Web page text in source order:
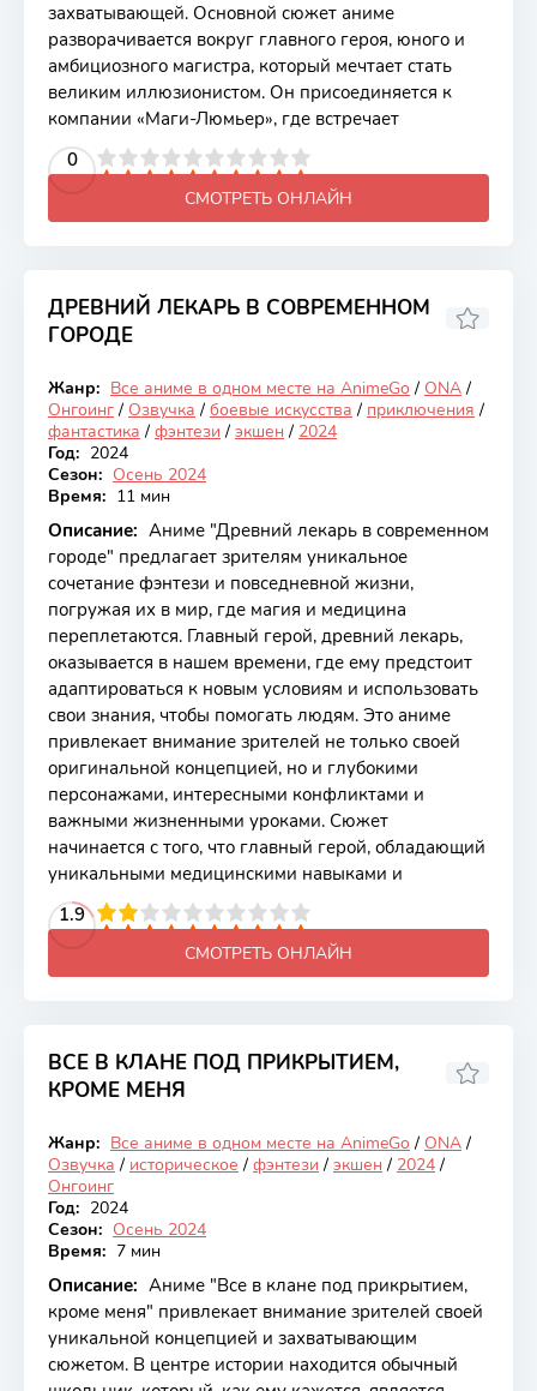
захватывающей. Основной сюжет аниме
разворачивается вокруг главного героя, юного и
амбициозного магистра, который мечтает стать
великим иллюзионистом. Он присоединяется к
компании «Маги-Люмьер», где встречает
0
4 5 6 7 8 9 10
СМОТРЕТЬ ОНЛАЙН
ДРЕВНИЙ ЛЕКАРЬ В СОВРЕМЕННОМ
ГОРОДЕ
Онгоинг
Жанр: Все аниме в одном месте на AnimeGo / ONA /
Онгоинг / Озвучка / боевые искусства / приключения /
фантастика / фэнтези / экшен / 2024
Год: 2024
Сезон: Осень 2024
Время: 11 мин
Описание: Аниме "Древний лекарь в современном
городе" предлагает зрителям уникальное
сочетание фэнтези и повседневной жизни,
погружая их в мир, где магия и медицина
переплетаются. Главный герой, древний лекарь,
оказывается в нашем времени, где ему предстоит
адаптироваться к новым условиям и использовать
свои знания, чтобы помогать людям. Это аниме
привлекает внимание зрителей не только своей
оригинальной концепцией, но и глубокими
персонажами, интересными конфликтами и
важными жизненными уроками. Сюжет
начинается с того, что главный герой, обладающий
уникальными медицинскими навыками и
1.9
4 5 6 7 8 9 10
СМОТРЕТЬ ОНЛАЙН
ВСЕ В КЛАНЕ ПОД ПРИКРЫТИЕМ,
КРОМЕ МЕНЯ
Онгоинг
Жанр: Все аниме в одном месте на AnimeGo / ONA /
Озвучка / историческое / фэнтези / экшен / 2024 /
Онгоинг
Год: 2024
Сезон: Осень 2024
Время: 7 мин
Описание: Аниме "Все в клане под прикрытием,
кроме меня" привлекает внимание зрителей своей
уникальной концепцией и захватывающим
сюжетом. В центре истории находится обычный